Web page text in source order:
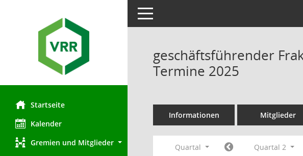
Startseite
Kalender
Gremien und Mitglieder
Toggle navigation
geschäftsführender
Termine 2025
Informationen Mitglieder
Quartal Quartal 2